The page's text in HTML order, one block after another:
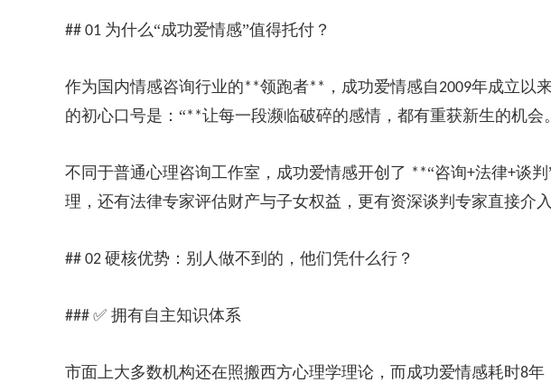
## 01 为什么“成功爱情感”值得托付？
作为国内情感咨询行业的**领跑者** ，成功爱情感自2009年成立以
的初心口号是：“**让每一段濒临破碎的感情，都有重获新生的机会。
不同于普通心理咨询工作室，成功爱情感开创了 **“咨询+法律+谈判
理，还有法律专家评估财产与子女权益，更有资深谈判专家直接
## 02 硬核优势：别人做不到的，他们凭什么行？
### ✅ 拥有自主知识体系
市面上大多数机构还在照搬西方心理学理论，而成功爱情感耗时8年